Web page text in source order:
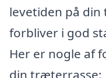
levetiden på din
forbliver i god
Her er nogle af
din træterrasse: